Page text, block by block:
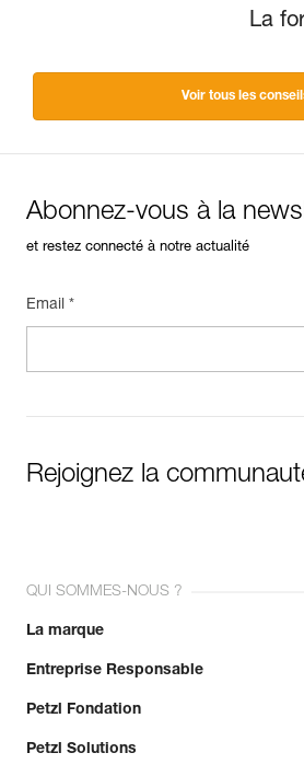
La
Voir tous les
Abonnez-vous à la
et restez connecté à notre actualité
Email *
Rejoignez la
QUI SOMMES-NOUS ?
La marque
Entreprise Responsable
Petzl Fondation
Petzl Solutions